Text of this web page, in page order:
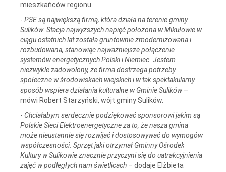
mieszkańców regionu.
- PSE są największą firmą, która działa na terenie gminy
Sulików. Stacja najwyższych napięć położona w Mikułowie w
ciągu ostatnich lat została gruntownie zmodernizowana i
rozbudowana, stanowiąc najważniejsze połączenie
systemów energetycznych Polski i Niemiec. Jestem
niezwykle zadowolony, że firma dostrzega potrzeby
społeczne w środowiskach wiejskich i w tak spektakularny
sposób wspiera działania kulturalne w Gminie Sulików–
mówi Robert Starzyński, wójt gminy Sulików.
- Chciałabym serdecznie podziękować sponsorowi jakim są
Polskie Sieci Elektroenergetyczne za to, że nasza gmina
może nieustannie się rozwijać i dostosowywać do wymogów
współczesności. Sprzęt jaki otrzymał Gminny Ośrodek
Kultury w Sulikowie znacznie przyczyni się do uatrakcyjnienia
zajęć w podległych nam świetlicach – dodaje Elżbieta